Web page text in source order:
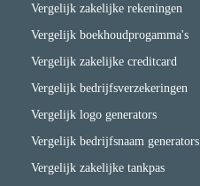
Vergelijk zakelijke rekeningen
Vergelijk boekhoudprogamma's
Vergelijk zakelijke creditcard
Vergelijk bedrijfsverzekeringen
Vergelijk logo generators
Vergelijk bedrijfsnaam generators
Vergelijk zakelijke tankpas